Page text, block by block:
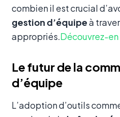
combien il est crucial
gestion d’équipeà
appropriés.Découvrez-en
Le futur de la
d’équipe
L’adoption d’outils